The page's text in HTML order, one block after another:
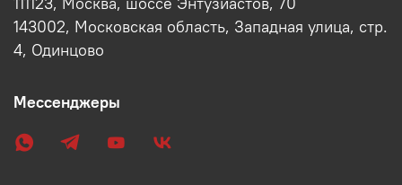
143002, Московская область, Западная улица, стр.
4, Одинцово
Мессенджеры